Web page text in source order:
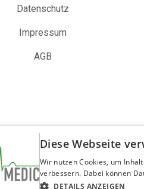
Datenschutz
Impressum
AGB
Copyright © Rennecke-Medic GmbH
Diese Webseite
Wir nutzen Cookies, um
verbessern. Dabei können
DETAILS ANZEIGEN